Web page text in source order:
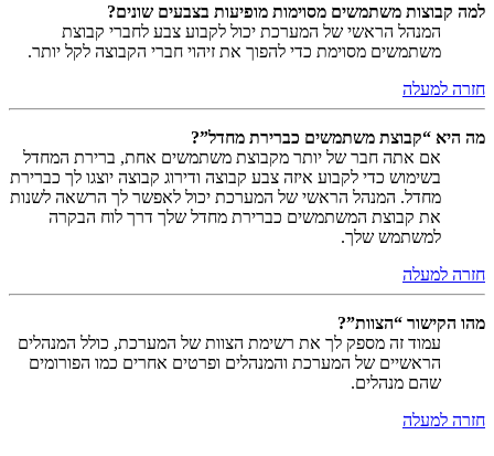
למה קבוצות משתמשים מסוימות מופיעות בצבעים שונים?
המנהל הראשי של המערכת יכול לקבוע צבע לחברי קבוצת
משתמשים מסוימת כדי להפוך את זיהוי חברי הקבוצה לקל יותר.
חזרה למעלה
מה היא “קבוצת משתמשים כברירת מחדל”?
אם אתה חבר של יותר מקבוצת משתמשים אחת, ברירת המחדל
בשימוש כדי לקבוע איזה צבע קבוצה ודירוג קבוצה יוצגו לך כברירת
מחדל. המנהל הראשי של המערכת יכול לאפשר לך הרשאה לשנות
את קבוצת המשתמשים כברירת מחדל שלך דרך לוח הבקרה
למשתמש שלך.
חזרה למעלה
מהו הקישור “הצוות”?
עמוד זה מספק לך את רשימת הצוות של המערכת, כולל המנהלים
הראשיים של המערכת והמנהלים ופרטים אחרים כמו הפורומים
שהם מנהלים.
חזרה למעלה